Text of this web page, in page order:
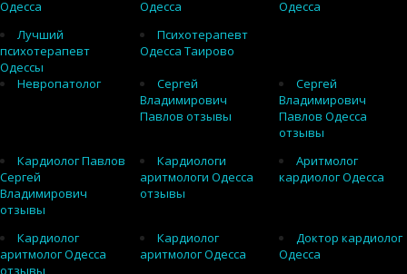
Одесса
Одесса
Одесса
Лучший
психотерапевт
Одессы
Психотерапевт
Одесса Таирово
Невропатолог
Сергей
Владимирович
Павлов отзывы
Сергей
Владимирович
Павлов Одесса
отзывы
Кардиолог Павлов
Сергей
Владимирович
отзывы
Кардиологи
аритмологи Одесса
отзывы
Аритмолог
кардиолог Одесса
Кардиолог
аритмолог Одесса
отзывы
Кардиолог
аритмолог Одесса
Доктор кардиолог
Одесса